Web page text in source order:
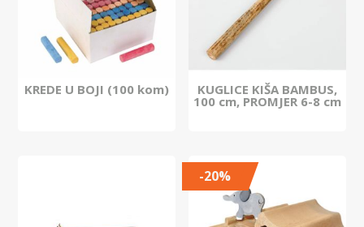
KREDE U BOJI (100 kom) KUGLICE KIŠA BAMBUS,
100 cm, PROMJER 6-8 cm
-20%